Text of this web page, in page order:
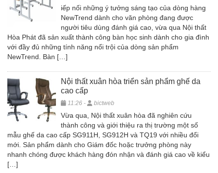
iếp nối những ý tưởng sáng tạo của dòng hàng
NewTrend dành cho văn phòng đang được
người tiêu dùng đánh giá cao, vừa qua Nội thất
Hòa Phát đã sản xuất thành công bàn học sinh dành cho gia đình
với đầy đủ những tính năng nổi trội của dòng sản phẩm
NewTrend. Bàn […]
Nội thất xuân hòa triển sản phẩm ghế da
cao cấp
11:26 - bictweb
Vừa qua, Nội thất xuân hòa đã nghiên cứu
thành công và giới thiệu ra thị trường một số
mẫu ghế da cao cấp SG911H, SG912H và TQ19 với nhiều đổi
mới. Sản phẩm dành cho Giám đốc hoặc trưởng phòng này
nhanh chóng được khách hàng đón nhận và đánh giá cao về kiểu
[…]